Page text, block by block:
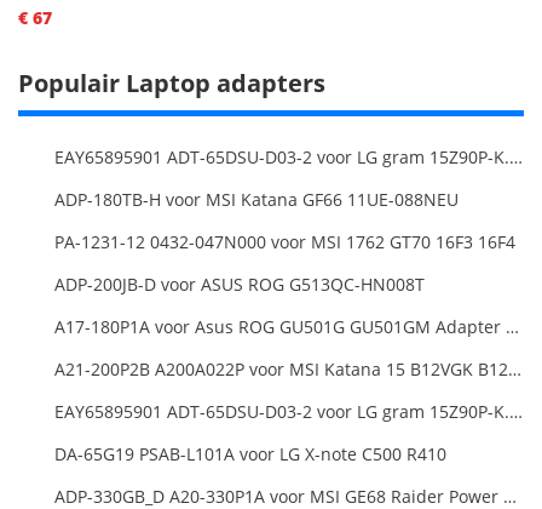
€ 67
Populair Laptop adapters
EAY65895901 ADT-65DSU-D03-2 voor LG gram 15Z90P-K.ARB6U1 16T90P, LG gram 15Z90Q 16Z90Q 17Z90Q16Z95PD Series
ADP-180TB-H voor MSI Katana GF66 11UE-088NEU
PA-1231-12 0432-047N000 voor MSI 1762 GT70 16F3 16F4
ADP-200JB-D voor ASUS ROG G513QC-HN008T
A17-180P1A voor Asus ROG GU501G GU501GM Adapter Power Supply
A21-200P2B A200A022P voor MSI Katana 15 B12VGK B12VFK B12VEK
EAY65895901 ADT-65DSU-D03-2 voor LG gram 15Z90P-K.ARB6U1 16T90P, LG gram 15Z90Q 16Z90Q 17Z90Q16Z95PD Series
DA-65G19 PSAB-L101A voor LG X-note C500 R410
ADP-330GB_D A20-330P1A voor MSI GE68 Raider Power Supply